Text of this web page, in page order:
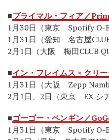
■プライマル・フィア／
1月30日（東京 Spotify O-
1月31日（愛知 名古屋CLUB
2月1日（大阪 梅田CLUB
■イン・フレイムス × クリ
1月31日（大阪 Zepp
2月1日、2日（東京 EX シ
■ゴーゴー・ペンギン／
1月31日（東京 Spotify O-